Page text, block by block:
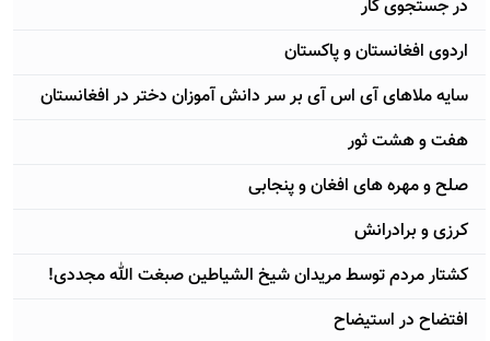
در جستجوی کار
اردوی افغانستان و پاکستان
سایه ملاهای آی اس آی بر سر دانش آموزان دختر در افغانستان
هفت و هشت ثور
صلح و مهره های افغان و پنجابی
کرزی و برادرانش
کشتار مردم توسط مریدان شیخ الشیاطین صبغت الله مجددی!
افتضاح در استیضاح